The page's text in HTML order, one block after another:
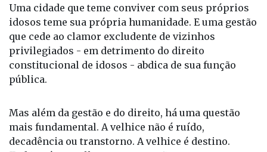
Uma cidade que teme conviver com seus próprios
idosos teme sua própria humanidade. E uma gestão
que cede ao clamor excludente de vizinhos
privilegiados - em detrimento do direito
constitucional de idosos - abdica de sua função
pública.
Mas além da gestão e do direito, há uma questão
mais fundamental. A velhice não é ruído,
decadência ou transtorno. A velhice é destino.